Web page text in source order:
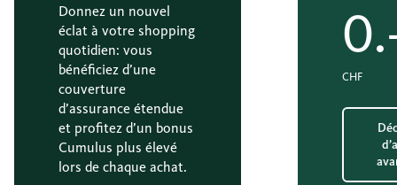
CHF
Donnez un nouvel
éclat à votre shopping
quotidien: vous
bénéficiez d’une
couverture
d’assurance étendue
et profitez d’un bonus
Cumulus plus élevé
lors de chaque achat.